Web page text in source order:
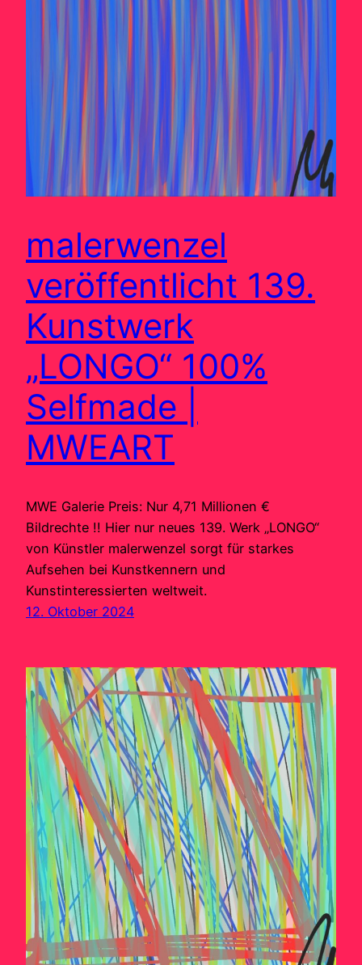
malerwenzel
veröffentlicht 139.
Kunstwerk
„LONGO“ 100%
Selfmade |
MWEART
MWE Galerie Preis: Nur 4,71 Millionen €
Bildrechte !! Hier nur neues 139. Werk „LONGO“
von Künstler malerwenzel sorgt für starkes
Aufsehen bei Kunstkennern und
Kunstinteressierten weltweit.
12. Oktober 2024